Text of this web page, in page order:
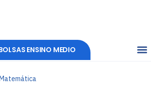
ENSINO MEDIO